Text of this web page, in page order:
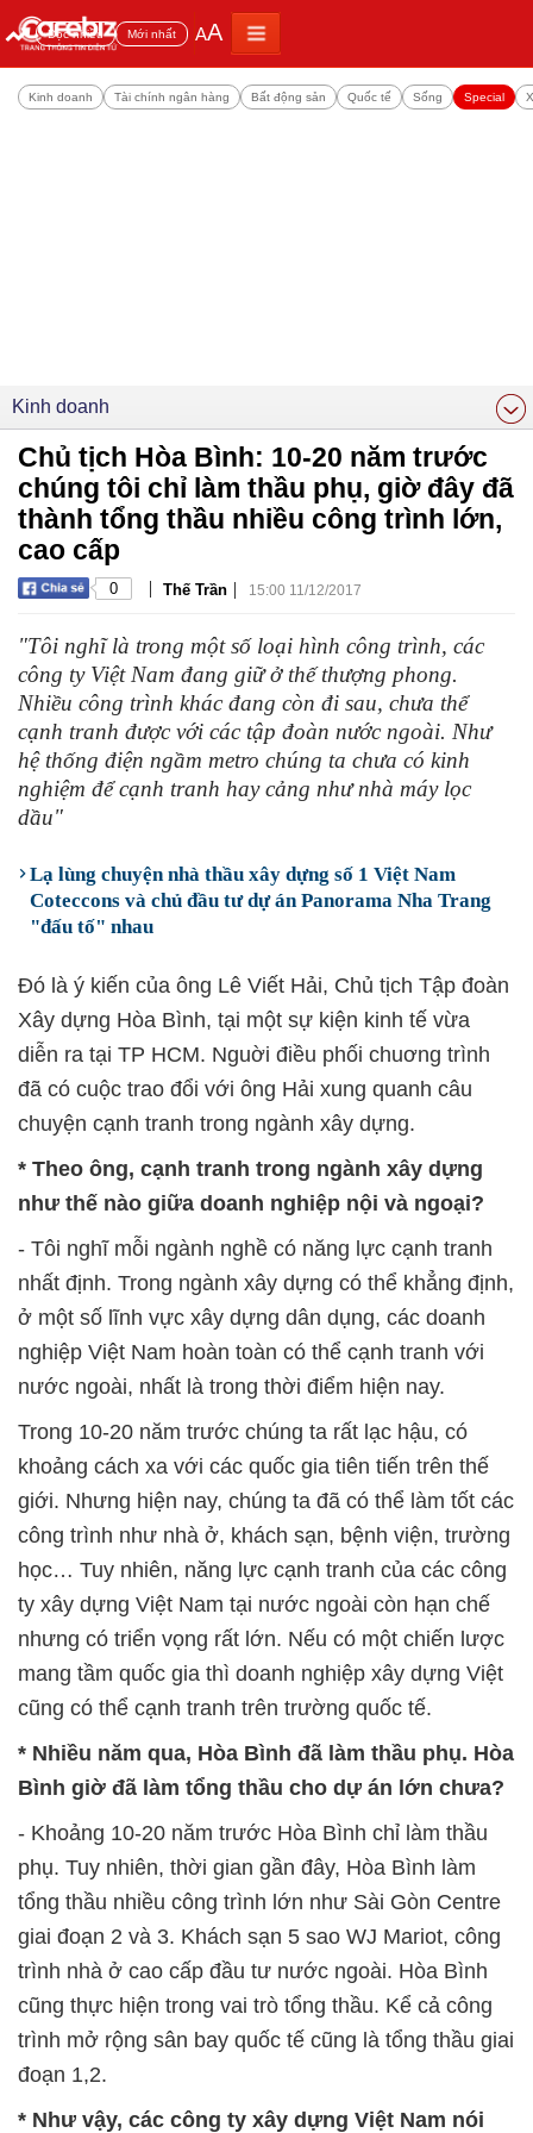
Đọc nhiều Mới nhất AA
Kinh doanh Tài chính ngân hàng Bất động sản Quốc tế Sống Special
Kinh doanh
Chủ tịch Hòa Bình: 10-20 năm trước
chúng tôi chỉ làm thầu phụ, giờ đây đã
thành tổng thầu nhiều công trình lớn,
cao cấp
0 | Thế Trần | 15:00 11/12/2017
"Tôi nghĩ là trong một số loại hình công trình, các
công ty Việt Nam đang giữ ở thế thượng phong.
Nhiều công trình khác đang còn đi sau, chưa thể
cạnh tranh được với các tập đoàn nước ngoài. Như
hệ thống điện ngầm metro chúng ta chưa có kinh
nghiệm để cạnh tranh hay cảng như nhà máy lọc
dầu"
Lạ lùng chuyện nhà thầu xây dựng số 1 Việt Nam
Coteccons và chủ đầu tư dự án Panorama Nha Trang
"đấu tố" nhau
Đó là ý kiến của ông Lê Viết Hải, Chủ tịch Tập đoàn
Xây dựng Hòa Bình, tại một sự kiện kinh tế vừa
diễn ra tại TP HCM. Nguời điều phối chuơng trình
đã có cuộc trao đổi với ông Hải xung quanh câu
chuyện cạnh tranh trong ngành xây dựng.
* Theo ông, cạnh tranh trong ngành xây dựng
như thế nào giữa doanh nghiệp nội và ngoại?
- Tôi nghĩ mỗi ngành nghề có năng lực cạnh tranh
nhất định. Trong ngành xây dựng có thể khẳng định,
ở một số lĩnh vực xây dựng dân dụng, các doanh
nghiệp Việt Nam hoàn toàn có thể cạnh tranh với
nước ngoài, nhất là trong thời điểm hiện nay.
Trong 10-20 năm trước chúng ta rất lạc hậu, có
khoảng cách xa với các quốc gia tiên tiến trên thế
giới. Nhưng hiện nay, chúng ta đã có thể làm tốt các
công trình như nhà ở, khách sạn, bệnh viện, trường
học… Tuy nhiên, năng lực cạnh tranh của các công
ty xây dựng Việt Nam tại nước ngoài còn hạn chế
nhưng có triển vọng rất lớn. Nếu có một chiến lược
mang tầm quốc gia thì doanh nghiệp xây dựng Việt
cũng có thể cạnh tranh trên trường quốc tế.
* Nhiều năm qua, Hòa Bình đã làm thầu phụ. Hòa
Bình giờ đã làm tổng thầu cho dự án lớn chưa?
- Khoảng 10-20 năm trước Hòa Bình chỉ làm thầu
phụ. Tuy nhiên, thời gian gần đây, Hòa Bình làm
tổng thầu nhiều công trình lớn như Sài Gòn Centre
giai đoạn 2 và 3. Khách sạn 5 sao WJ Mariot, công
trình nhà ở cao cấp đầu tư nước ngoài. Hòa Bình
cũng thực hiện trong vai trò tổng thầu. Kể cả công
trình mở rộng sân bay quốc tế cũng là tổng thầu giai
đoạn 1,2.
* Như vậy, các công ty xây dựng Việt Nam nói